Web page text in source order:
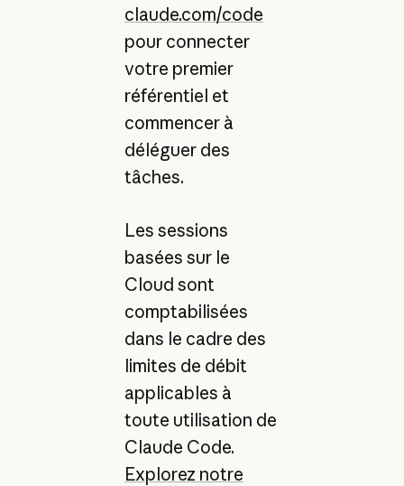
claude.com/code
pour connecter
votre premier
référentiel et
commencer à
déléguer des
tâches.
Les sessions
basées sur le
Cloud sont
comptabilisées
dans le cadre des
limites de débit
applicables à
toute utilisation de
Claude Code.
Explorez notre